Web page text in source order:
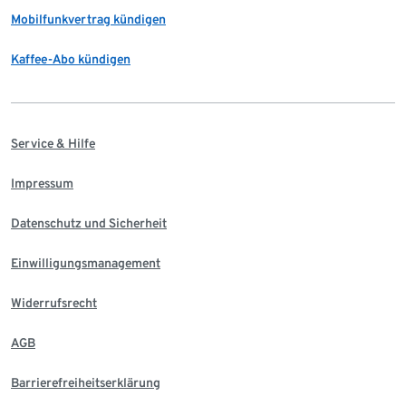
Mobilfunkvertrag kündigen
Kaffee-Abo kündigen
Service & Hilfe
Impressum
Datenschutz und Sicherheit
Einwilligungsmanagement
Widerrufsrecht
AGB
Barrierefreiheitserklärung